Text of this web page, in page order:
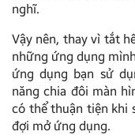
nghĩ.
Vậy nên, thay vì tắt
những ứng dụng
ứng dụng bạn sử
năng chia đôi màn
có thể thuận tiện khi
đợi mở ứng dụng.